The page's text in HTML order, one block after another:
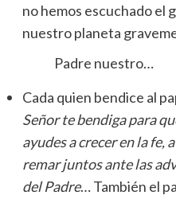
no hemos escuchado el
nuestro planeta
Padre nuestro…
Cada quien bendice al
Señor te bendiga para
ayudes a crecer en la fe,
remar juntos ante las
del Padre… También el